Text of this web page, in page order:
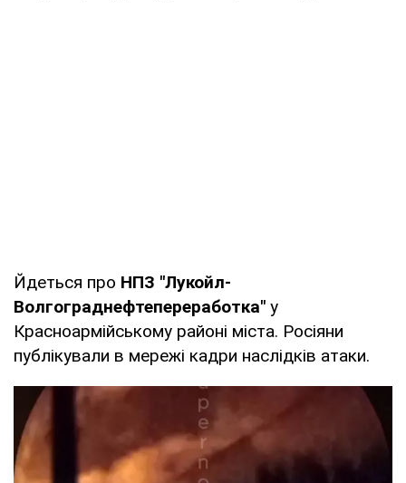
Йдеться про НПЗ "Лукойл-
Волгограднефтепереработка" у
Красноармійському районі міста. Росіяни
публікували в мережі кадри наслідків атаки.